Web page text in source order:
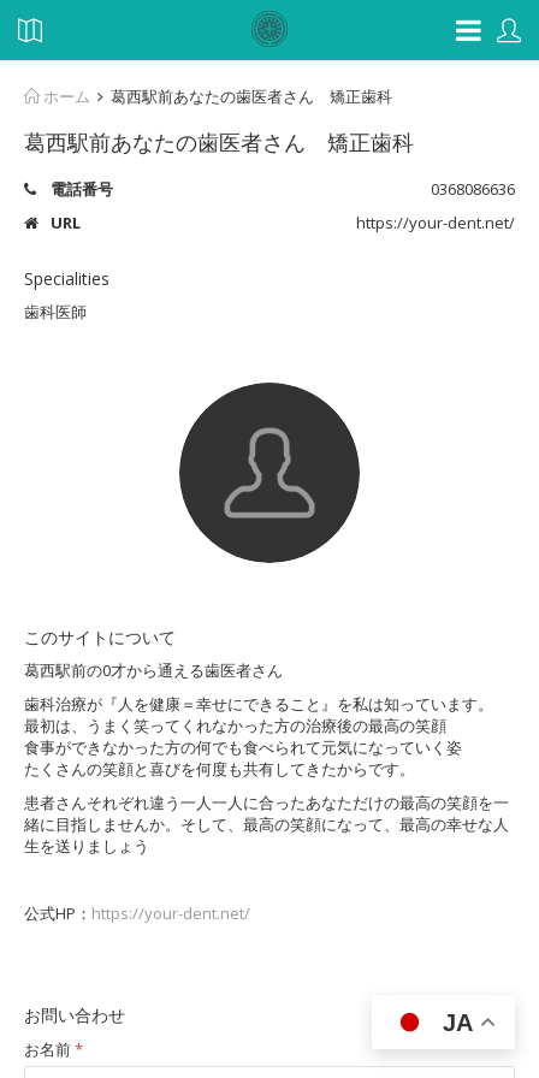
ホーム 葛西駅前あなたの歯医者さん 矯正歯科
葛西駅前あなたの歯医者さん 矯正歯科
電話番号
0368086636
URL
https://your-dent.net/
Specialities
歯科医師
このサイトについて
葛西駅前の0才から通える歯医者さん
歯科治療が『人を健康＝幸せにできること』を私は知っています。
最初は、うまく笑ってくれなかった方の治療後の最高の笑顔
食事ができなかった方の何でも食べられて元気になっていく姿
たくさんの笑顔と喜びを何度も共有してきたからです。
患者さんそれぞれ違う一人一人に合ったあなただけの最高の笑顔を一
緒に目指しませんか。そして、最高の笑顔になって、最高の幸せな人
生を送りましょう
公式HP： https://your-dent.net/
お問い合わせ
お名前*
JA